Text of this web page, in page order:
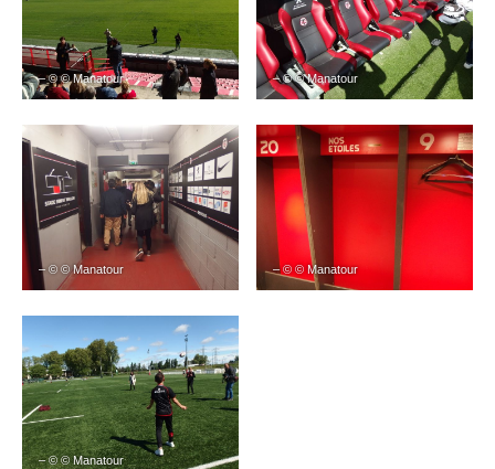
– © © Manatour – © © Manatour
– © © Manatour – © © Manatour
– © © Manatour